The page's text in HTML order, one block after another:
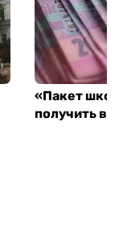
«Пакет
получить